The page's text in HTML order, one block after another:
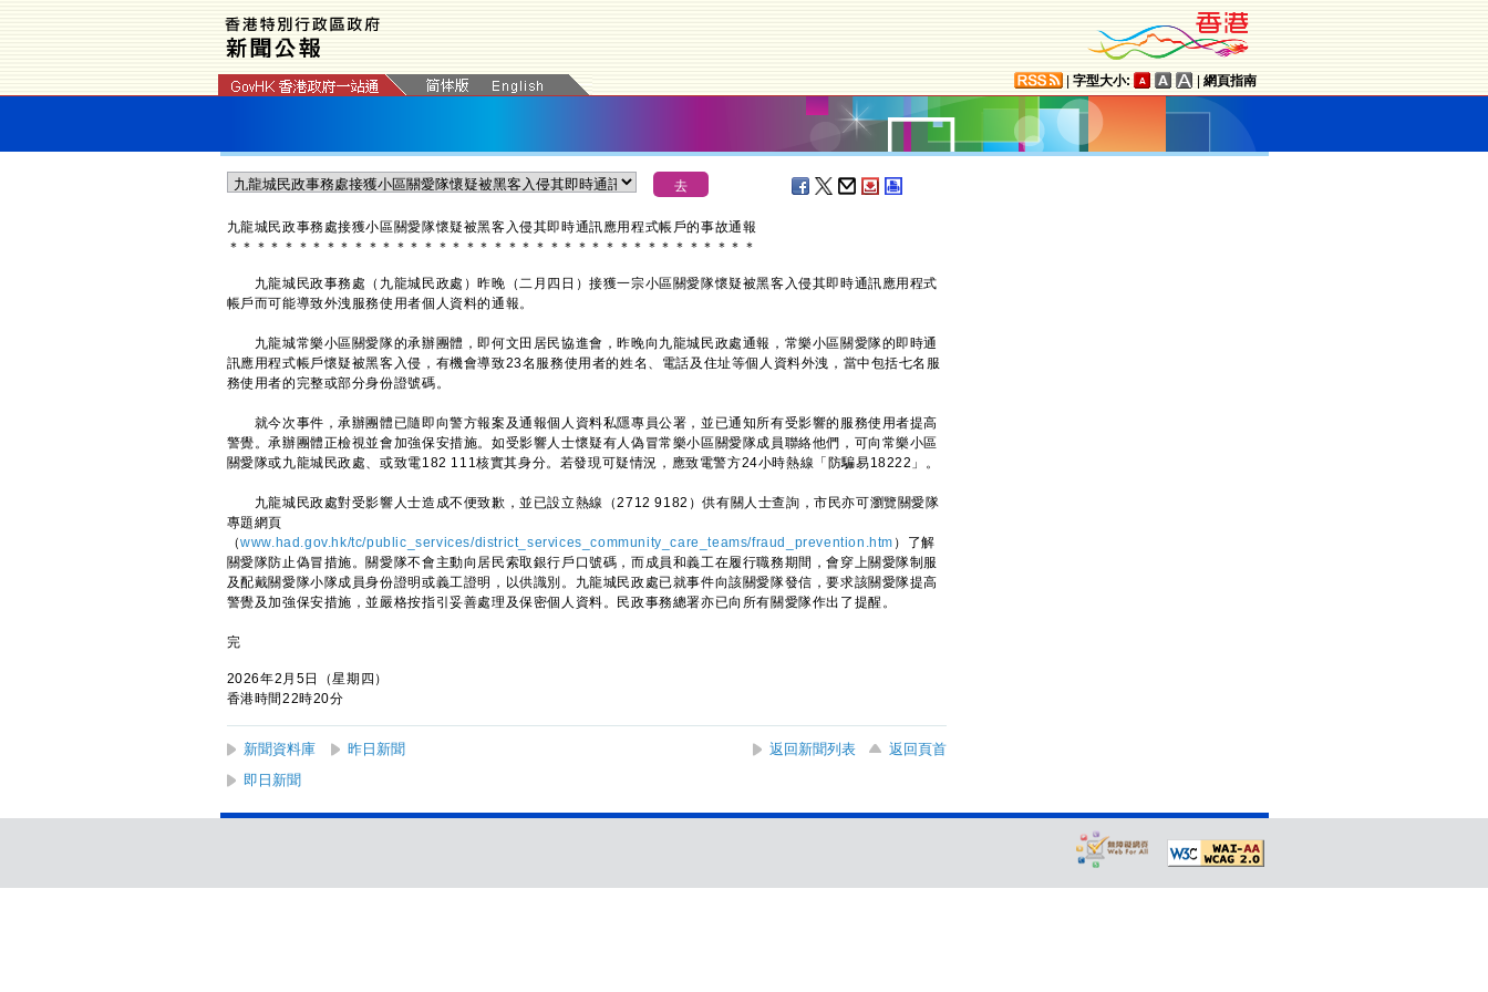
字型大小: 網頁指南
九龍城民政事務處接獲小區關愛隊懷疑被黑客入侵其即時通訊應用程式帳戶的事故通報
＊ ＊ ＊ ＊ ＊ ＊ ＊ ＊ ＊ ＊ ＊ ＊ ＊ ＊ ＊ ＊ ＊ ＊ ＊ ＊ ＊ ＊ ＊ ＊ ＊ ＊ ＊ ＊ ＊ ＊ ＊ ＊ ＊ ＊ ＊ ＊ ＊ ＊
九龍城民政事務處（九龍城民政處）昨晚（二月四日）接獲一宗小區關愛隊懷疑被黑客入侵其即時通訊應用程式
帳戶而可能導致外洩服務使用者個人資料的通報。
九龍城常樂小區關愛隊的承辦團體，即何文田居民協進會，昨晚向九龍城民政處通報，常樂小區關愛隊的即時通
訊應用程式帳戶懷疑被黑客入侵，有機會導致23名服務使用者的姓名、電話及住址等個人資料外洩，當中包括七名服
務使用者的完整或部分身份證號碼。
就今次事件，承辦團體已隨即向警方報案及通報個人資料私隱專員公署，並已通知所有受影響的服務使用者提高
警覺。承辦團體正檢視並會加強保安措施。如受影響人士懷疑有人偽冒常樂小區關愛隊成員聯絡他們，可向常樂小區
關愛隊或九龍城民政處、或致電182 111核實其身分。若發現可疑情況，應致電警方24小時熱線「防騙易18222」。
九龍城民政處對受影響人士造成不便致歉，並已設立熱線（2712 9182）供有關人士查詢，市民亦可瀏覽關愛隊
專題網頁
（www.had.gov.hk/tc/public_services/district_services_community_care_teams/fraud_prevention.htm ）了解
關愛隊防止偽冒措施。關愛隊不會主動向居民索取銀行戶口號碼，而成員和義工在履行職務期間，會穿上關愛隊制服
及配戴關愛隊小隊成員身份證明或義工證明，以供識別。九龍城民政處已就事件向該關愛隊發信，要求該關愛隊提高
警覺及加強保安措施，並嚴格按指引妥善處理及保密個人資料。民政事務總署亦已向所有關愛隊作出了提醒。
完
2026年2月5日（星期四）
香港時間22時20分
新聞資料庫 昨日新聞 返回新聞列表
返回頁首
即日新聞